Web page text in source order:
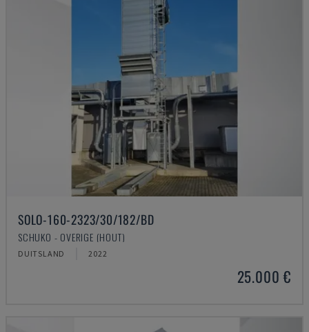
SOLO-160-2323/30/182/BD
SCHUKO - OVERIGE (HOUT)
DUITSLAND 2022
25.000 €